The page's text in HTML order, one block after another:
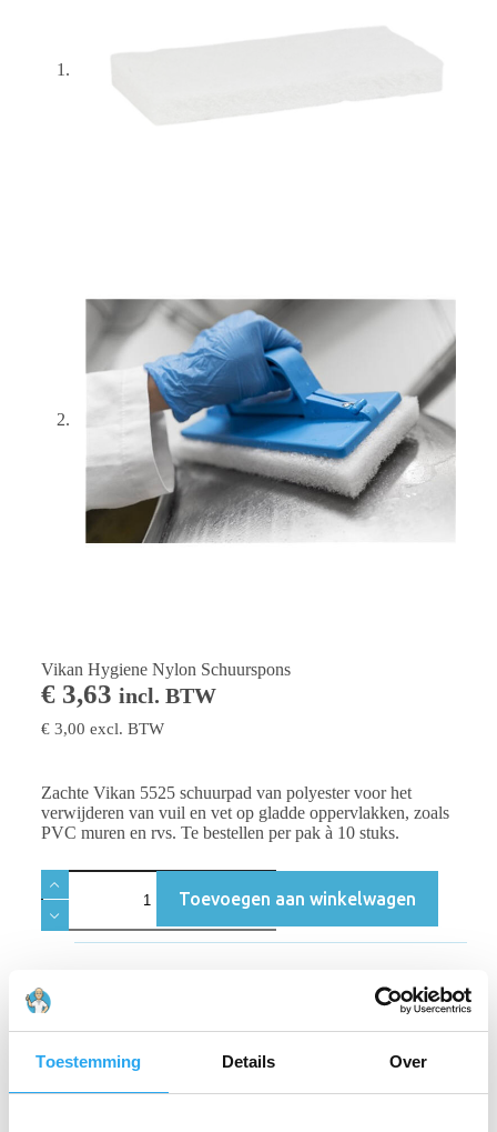
Toestemming Details Over
Vikan Hygiene Nylon Schuurspons
€3,63 incl. BTW
€3,00 excl. BTW
Zachte Vikan 5525 schuurpad van polyester voor het
verwijderen van vuil en vet op gladde oppervlakken, zoals
PVC muren en rvs. Te bestellen per pak à 10 stuks.
Toevoegen aan winkelwagen